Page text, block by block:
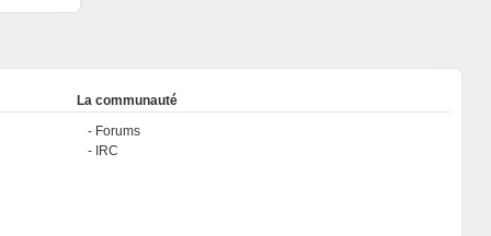
La communauté
Forums
IRC